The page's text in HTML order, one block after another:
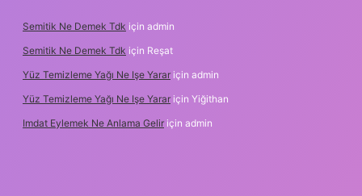
Semitik Ne Demek Tdk için admin
Semitik Ne Demek Tdk için Reşat
Yüz Temizleme Yağı Ne Işe Yarar için admin
Yüz Temizleme Yağı Ne Işe Yarar için Yiğithan
Imdat Eylemek Ne Anlama Gelir için admin